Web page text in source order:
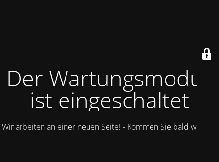
Der Wartungsmodus
ist eingeschaltet
Wir arbeiten an einer neuen Seite! - Kommen Sie bald wieder.